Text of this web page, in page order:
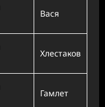
Вася
Хлестаков
Гамлет